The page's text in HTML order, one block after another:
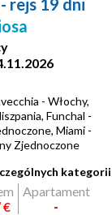
- Włochy,
Funchal -
Miami -
Zjednoczone
kategorii
€
Apartament
-